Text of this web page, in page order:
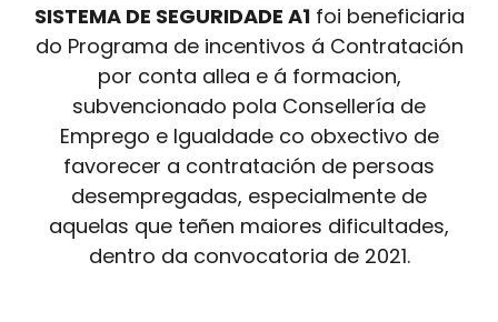
SISTEMA DE SEGURIDADE A1foi beneficiaria
do Programa de incentivos á Contratación
por conta allea e á formacion,
subvencionado pola Consellería de
Emprego e Igualdade co obxectivo de
favorecer a contratación de persoas
desempregadas, especialmente de
aquelas que teñen maiores dificultades,
dentro da convocatoria de 2021.